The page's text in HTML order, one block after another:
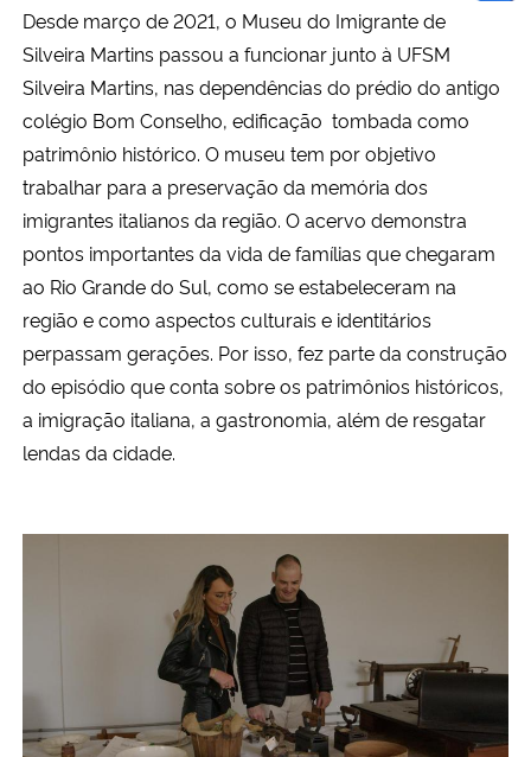
Desde março de 2021, o Museu do Imigrante de
Silveira Martins passou a funcionar junto à UFSM
Silveira Martins, nas dependências do prédio do antigo
colégio Bom Conselho, edificação tombada como
patrimônio histórico. O museu tem por objetivo
trabalhar para a preservação da memória dos
imigrantes italianos da região. O acervo demonstra
pontos importantes da vida de famílias que chegaram
ao Rio Grande do Sul, como se estabeleceram na
região e como aspectos culturais e identitários
perpassam gerações. Por isso, fez parte da construção
do episódio que conta sobre os patrimônios históricos,
a imigração italiana, a gastronomia, além de resgatar
lendas da cidade.